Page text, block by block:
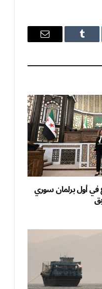
Tumblr
البريد
في أول برلمان سوري